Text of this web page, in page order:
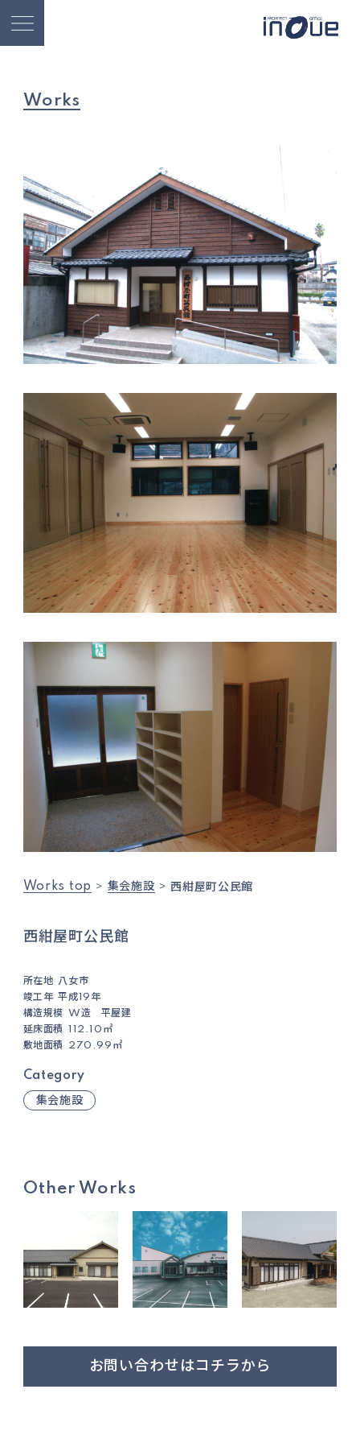
Works
Works top 集会施設 西紺屋町公民館
西紺屋町公民館
所在地 八女市
竣工年 平成19年
構造規模
W造 平屋建
延床面積
112.10㎡
敷地面積
270.99㎡
Category
集会施設
Other Works
お問い合わせはコチラから